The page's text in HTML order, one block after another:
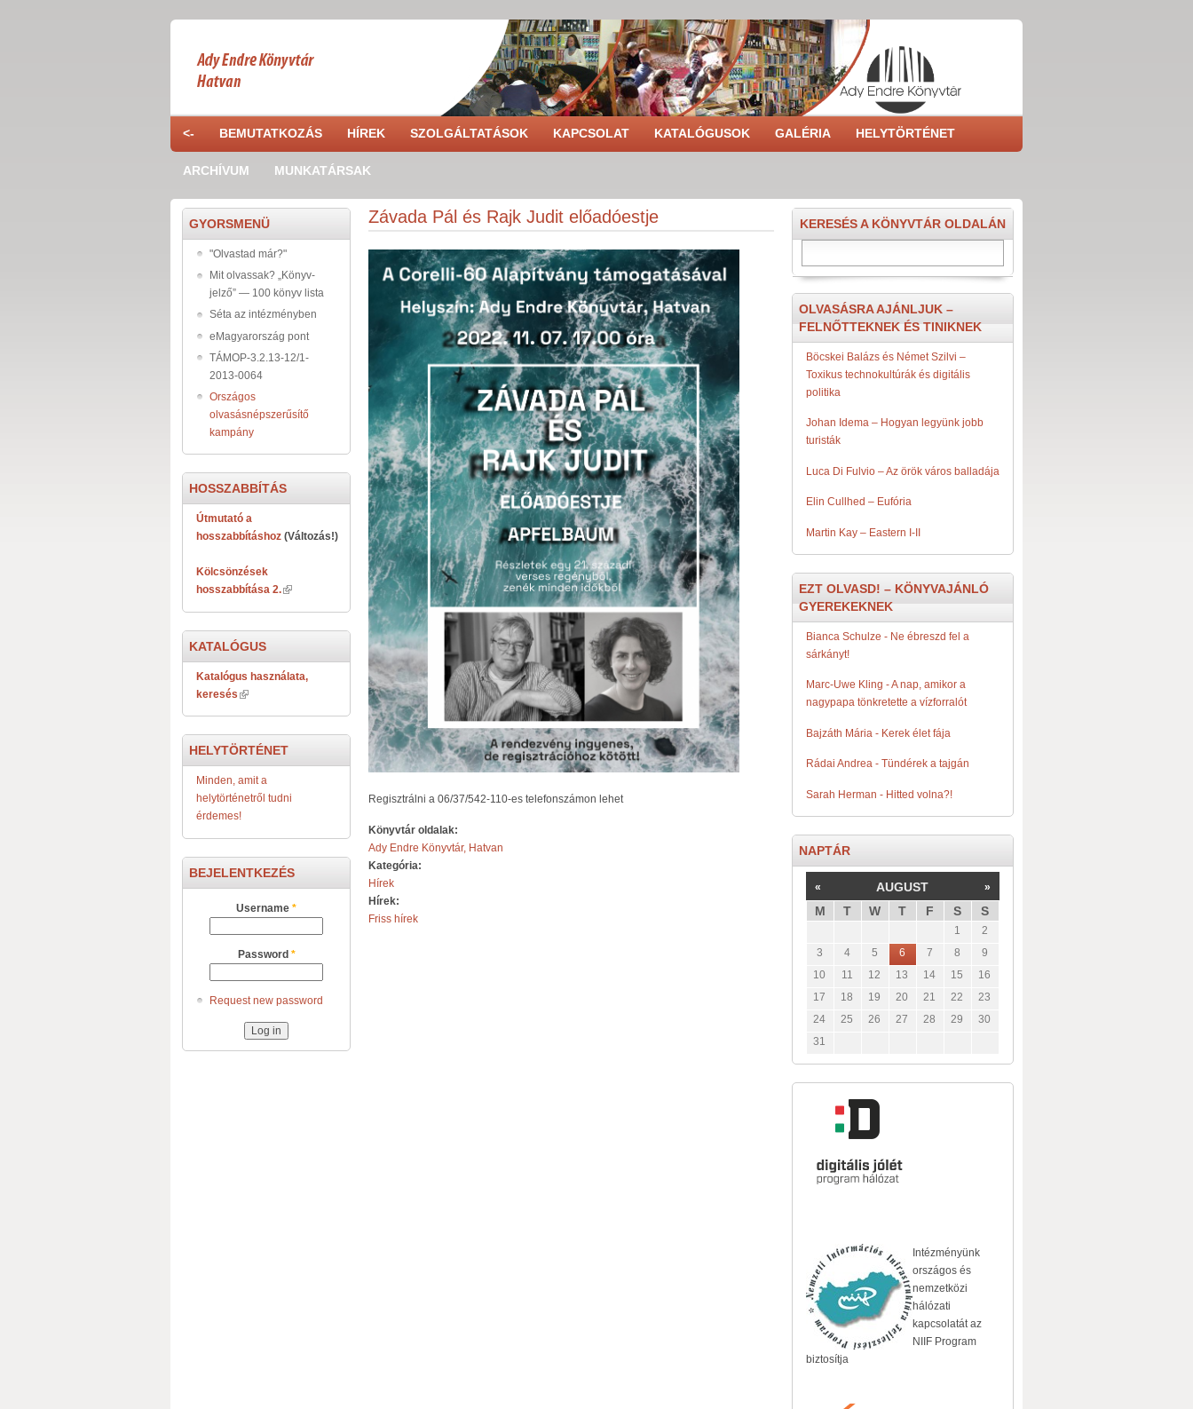
<- BEMUTATKOZÁS HÍREK SZOLGÁLTATÁSOK KAPCSOLAT KATALÓGUSOK GALÉRIA HELYTÖRTÉNET
ARCHÍVUM MUNKATÁRSAK
Závada Pál és Rajk Judit előadóestje
Regisztrálni a 06/37/542-110-es telefonszámon lehet
Könyvtár oldalak:
Ady Endre Könyvtár, Hatvan
Kategória:
Hírek
Hírek:
Friss hírek
GYORSMENÜ
"Olvastad már?"
Mit olvassak? „Könyv-
jelző” — 100 könyv lista
Séta az intézményben
eMagyarország pont
TÁMOP-3.2.13-12/1-
2013-0064
Országos
olvasásnépszerűsítő
kampány
HOSSZABBÍTÁS
Útmutató a
hosszabbításhoz (Változás!)
Kölcsönzések
hosszabbítása 2.
KATALÓGUS
Katalógus használata,
keresés
HELYTÖRTÉNET
Minden, amit a
helytörténetről tudni
érdemes!
BEJELENTKEZÉS
Username *
Password *
Request new password
KERESÉS A KÖNYVTÁR OLDALÁN
OLVASÁSRA AJÁNLJUK –
FELNŐTTEKNEK ÉS TINIKNEK
Böcskei Balázs és Német Szilvi –
Toxikus technokultúrák és digitális
politika
Johan Idema – Hogyan legyünk jobb
turisták
Luca Di Fulvio – Az örök város balladája
Elin Cullhed – Eufória
Martin Kay – Eastern I-II
EZT OLVASD! – KÖNYVAJÁNLÓ
GYEREKEKNEK
Bianca Schulze - Ne ​ébreszd fel a
sárkányt!
Marc-Uwe Kling - A ​nap, amikor a
nagypapa tönkretette a vízforralót
Bajzáth Mária - Kerek ​élet fája
Rádai Andrea - Tündérek ​a tajgán
Sarah Herman - Hitted ​volna?!
NAPTÁR
AUGUST
« »
M T W T F S S
1
2
3
4 5 6 7 8
9
10
11 12 13 14 15
16
17
18 19 20 21 22
23
24
25 26 27 28 29
30
31
Intézményünk
országos és
nemzetközi
hálózati
kapcsolatát az
NIIF Program
biztosítja